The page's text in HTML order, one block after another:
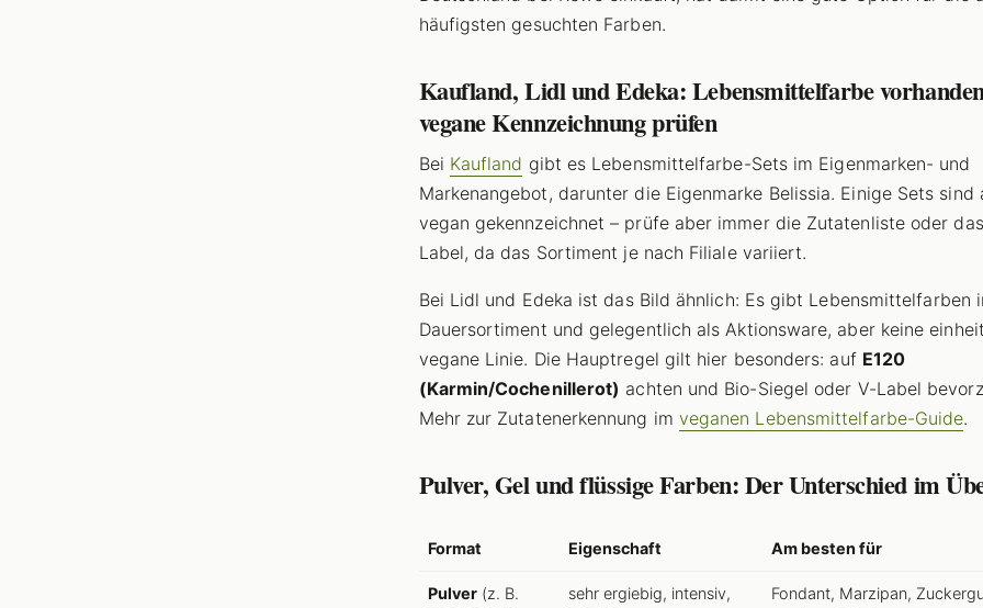
häufigsten gesuchten Farben.
Kaufland, Lidl und Edeka: Lebensmittelfarbe
vegane Kennzeichnung prüfen
Bei Kaufland gibt es Lebensmittelfarbe-Sets im Eigenmarken- und
Markenangebot, darunter die Eigenmarke Belissia. Einige Sets sind
vegan gekennzeichnet – prüfe aber immer die Zutatenliste oder
Label, da das Sortiment je nach Filiale variiert.
Bei Lidl und Edeka ist das Bild ähnlich: Es gibt Lebensmittelfarben
Dauersortiment und gelegentlich als Aktionsware, aber keine
vegane Linie. Die Hauptregel gilt hier besonders: auf E120
(Karmin/Cochenillerot) achten und Bio-Siegel oder V-Label
Mehr zur Zutatenerkennung im veganen Lebensmittelfarbe-Guide.
Pulver, Gel und flüssige Farben: Der Unterschied im
Format Eigenschaft Am besten für
Pulver(z. B.
sehr ergiebig, intensiv,
Fondant, Marzipan,